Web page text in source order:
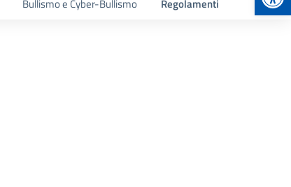
Bullismo e Cyber-Bullismo Regolamenti